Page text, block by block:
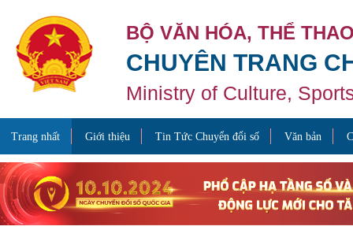
BỘ VĂN HÓA, THỂ
CHUYÊN TRANG
Ministry of Culture,
Trang nhất Giới thiệu Tin Tức Chuyển đổi số Văn bản